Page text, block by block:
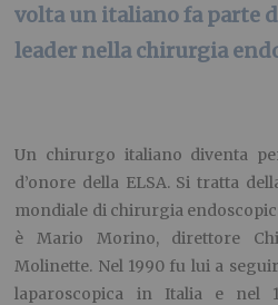
volta un italiano fa parte
leader nella chirurgia
Un chirurgo italiano diventa
d’onore della ELSA. Si tratta
mondiale di chirurgia
è Mario Morino, direttore
Molinette. Nel 1990 fu lui a
laparoscopica in Italia e nel